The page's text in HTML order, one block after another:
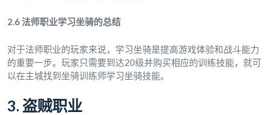
2.6 法师职业学习坐骑的总结
对于法师职业的玩家来说，学习坐骑是提高游戏体验和战斗能力
的重要一步。玩家只需要到达20级并购买相应的训练技能，就可
以在主城找到坐骑训练师学习坐骑技能。
3. 盗贼职业